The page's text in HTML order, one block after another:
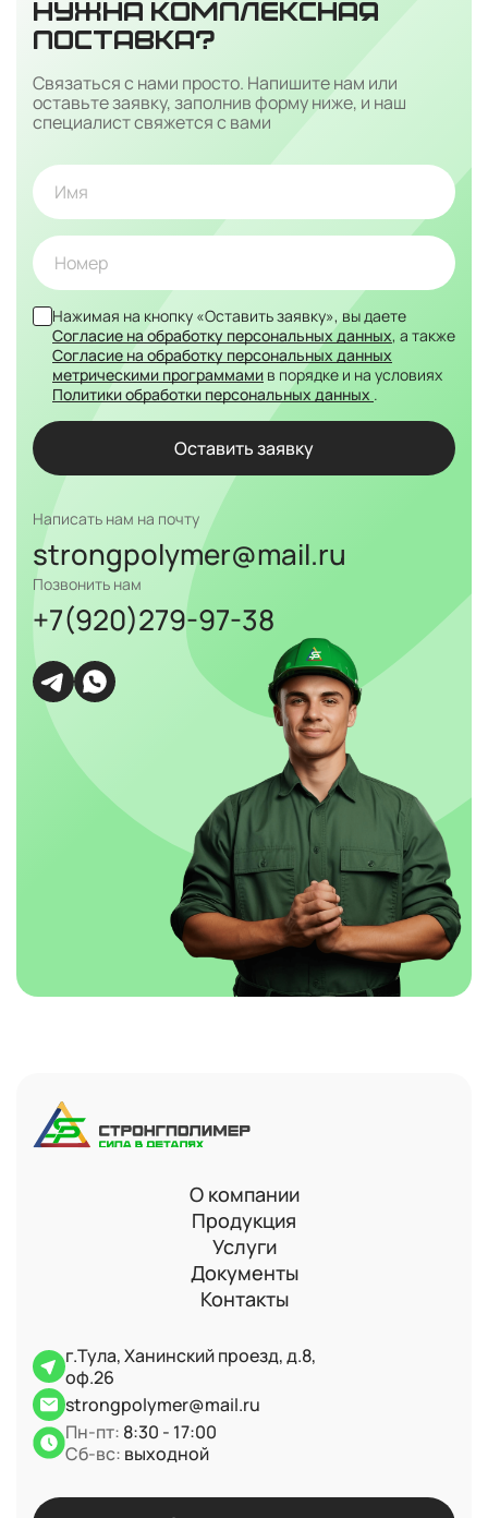
НУЖНА КОМПЛЕКСНАЯ
ПОСТАВКА?
Связаться с нами просто. Напишите нам или
оставьте заявку, заполнив форму ниже, и наш
специалист свяжется с вами
Нажимая на кнопку «Оставить заявку», вы даете
Согласие на обработку персональных данных, а также
Согласие на обработку персональных данных
метрическими программами в порядке и на условиях
Политики обработки персональных данных .
Написать нам на почту
strongpolymer@mail.ru
Позвонить нам
+7(920)279-97-38
О компании
Продукция
Услуги
Документы
Контакты
г.Тула, Ханинский проезд, д.8,
оф.26
strongpolymer@mail.ru
Пн-пт: 8:30 - 17:00
Сб-вс: выходной